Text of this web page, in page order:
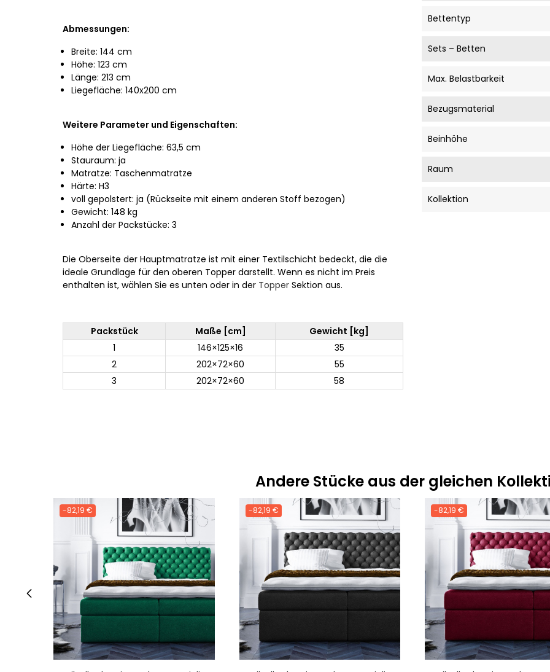
Abmessungen:
Breite: 144 cm
Höhe: 123 cm
Länge: 213 cm
Liegefläche: 140x200 cm
Weitere Parameter und Eigenschaften:
Höhe der Liegefläche: 63,5 cm
Stauraum: ja
Matratze: Taschenmatratze
Härte: H3
voll gepolstert: ja (Rückseite mit einem anderen Stoff bezogen)
Gewicht: 148 kg
Anzahl der Packstücke: 3
Die Oberseite der Hauptmatratze ist mit einer Textilschicht bedeckt, die die
ideale Grundlage für den oberen Topper darstellt. Wenn es nicht im Preis
enthalten ist, wählen Sie es unten oder in der Topper Sektion aus.
Packstück Maße [cm]
Gewicht [kg]
1
146×125×16
35
2
202×72×60
55
3
202×72×60 58
Bettentyp
Sets – Betten
Max. Belastbarkeit
Bezugsmaterial
Beinhöhe
Raum
Kollektion
Andere Stücke aus der gleichen
-82,19 € -82,19 € -82,19 €